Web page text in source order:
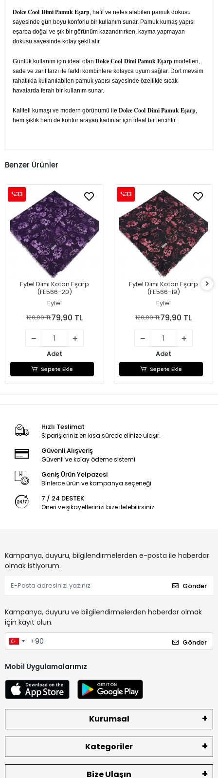
Dolce Cool Dimi Pamuk Eşarp, hafif ve nefes alabilen pamuk dokusu
sayesinde gün boyu konforlu bir kullanım sunar. Pamuk kumaş yapısı
eşarba doğal ve şık bir görünüm kazandırırken, kayma yapmayan
dokusu sayesinde kolay şekil alır.
Günlük kullanım için ideal olan Dolce Cool Dimi Pamuk Eşarp modelleri,
sade ve zarif tarzı ile farklı kombinlere kolayca uyum sağlar. Dört mevsim
rahatlıkla kullanılabilen pamuk yapısı sayesinde özellikle sıcak
havalarda ferah bir kullanım sunar.
Kaliteli kumaşı ve modern görünümü ile Dolce Cool Dimi Pamuk Eşarp,
hem şıklık hem de konfor arayan kadınlar için ideal bir tercihtir.
Benzer Ürünler
Eyfel Dimi Koton Eşarp
(FE566-20)
Eyfel
%33
120,00 TL79,90 TL
Adet
Sepete Ekle
Eyfel Dimi Koton Eşarp
(FE566-19)
Eyfel
%33
120,00 TL79,90 TL
Adet
Sepete Ekle
Hızlı Teslimat
Siparişleriniz en kısa sürede elinize ulaşır.
Güvenli Alışveriş
Güvenli ve kolay ödeme sistemi
Geniş Ürün Yelpazesi
Binlerce ürün ve kampanya seçeneği
7 / 24 DESTEK
Öneri ve şikayetlerinizi bize iletebilirsiniz.
Kampanya, duyuru, bilgilendirmelerden e-posta ile haberdar
olmak istiyorum.
Gönder
Kampanya, duyuru ve bilgilendirmelerden haberdar olmak
için kayıt olun.
Gönder
Mobil Uygulamalarımız
Kurumsal
Kategoriler
Bize Ulaşın